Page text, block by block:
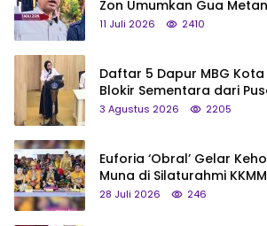
Zon Umumkan Gua
Status Jadi Cagar
11 Juli 2026 2410
Daftar 5 Dapur MBG
Blokir Sementara dari
3 Agustus 2026 2205
Euforia ‘Obral’ Gelar
Muna di Silaturahmi
Saya Bukan Tipe Begitu,
28 Juli 2026 246